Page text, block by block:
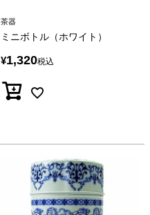
茶器
ミニボトル（ホワイト）
¥1,320税込